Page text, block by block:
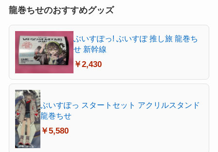
龍巻ちせのおすすめグッズ
ぶいすぽっ! ぶいすぽ 推し旅 龍巻ち
せ 新幹線
￥2,430
ぶいすぽっ スタートセット アクリルスタンド
龍巻ちせ
￥5,580